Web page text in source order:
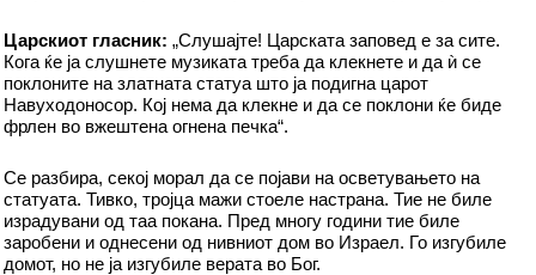
Царскиот гласник: „Слушајте! Царската заповед е за сите.
Кога ќе ја слушнете музиката треба да клекнете и да ѝ се
поклоните на златната статуа што ја подигна царот
Навуходоносор. Кој нема да клекне и да се поклони ќе биде
фрлен во вжештена огнена печка“.
Се разбира, секој морал да се појави на осветувањето на
статуата. Тивко, тројца мажи стоеле настрана. Тие не биле
израдувани од таа покана. Пред многу години тие биле
заробени и однесени од нивниот дом во Израел. Го изгубиле
домот, но не ја изгубиле верата во Бог.